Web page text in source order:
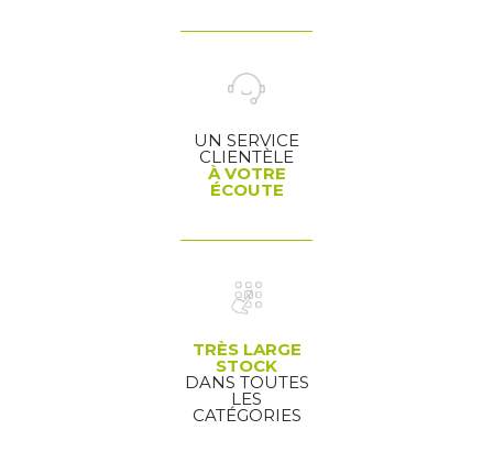
UN SERVICE
CLIENTÈLE
À VOTRE
ÉCOUTE
TRÈS LARGE
STOCK
DANS TOUTES
LES
CATÉGORIES